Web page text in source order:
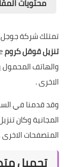
محتويات
تمتلك شركة جوجل
تنزيل قوقل كروم
والهاتف
الاخرى .
وقد قدمنا في
المجانية وكان
المتصفحات الاخرى .